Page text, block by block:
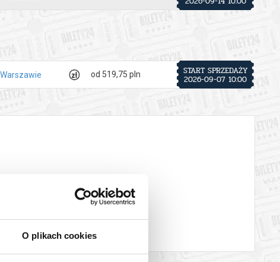
O plikach cookies
w USA w 1945 roku, Hindemith sięgnął po wzorce
jest finał: stanowią go „odwrócone” wariacje, których temat –
powstało w Stanach Zjednoczonych w latach wojny.
Również tutaj autor sięga po motyw z wieków
wizję Sądu Ostatecznego. Wraz z cytatem z własnego
od 519,75 pln START SPRZEDAŻY
2026-09-07 10:00